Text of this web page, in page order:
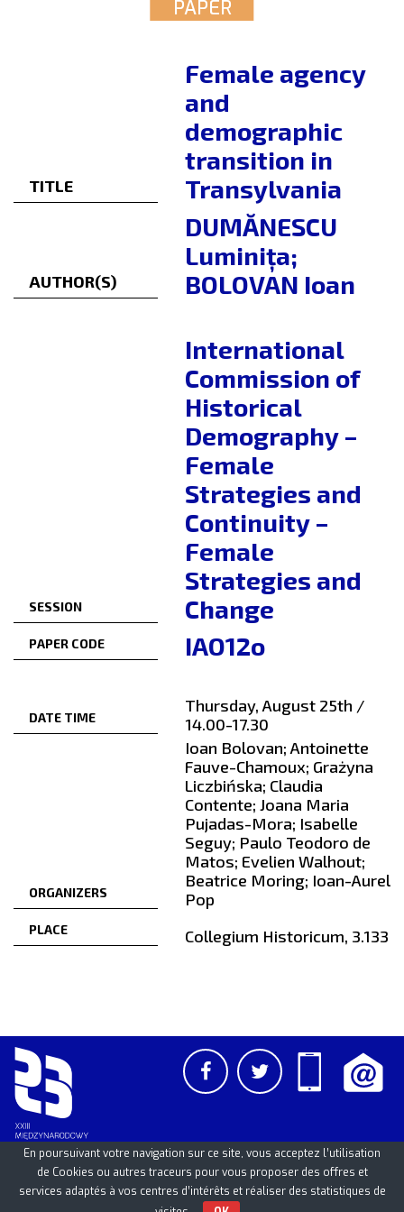
PAPER
TITLE
Female agency
and
demographic
transition in
Transylvania
AUTHOR(S)
DUMĂNESCU
Luminița;
BOLOVAN Ioan
SESSION
International
Commission of
Historical
Demography –
Female
Strategies and
Continuity –
Female
Strategies and
Change
PAPER CODE IAO12o
DATE TIME
Thursday, August 25th /
14.00-17.30
ORGANIZERS
Ioan Bolovan; Antoinette
Fauve-Chamoux; Grażyna
Liczbińska; Claudia
Contente; Joana Maria
Pujadas-Mora; Isabelle
Seguy; Paulo Teodoro de
Matos; Evelien Walhout;
Beatrice Moring; Ioan-Aurel
Pop
PLACE Collegium Historicum, 3.133
En poursuivant votre navigation sur ce site, vous acceptez l’utilisation
de Cookies ou autres traceurs pour vous proposer des offres et
services adaptés à vos centres d’intérêts et réaliser des statistiques de